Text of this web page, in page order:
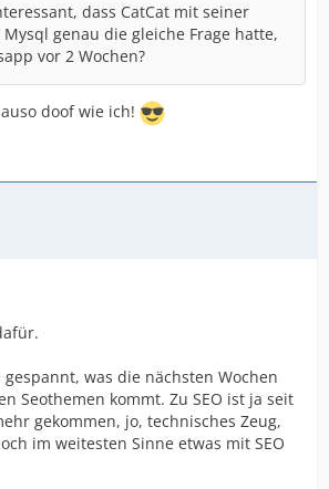
dass CatCat mit seiner
Mysql genau die gleiche Frage hatte,
vor 2 Wochen?
doof wie ich!
was die nächsten Wochen
Seothemen kommt. Zu SEO ist ja seit
gekommen, jo, technisches Zeug,
im weitesten Sinne etwas mit SEO